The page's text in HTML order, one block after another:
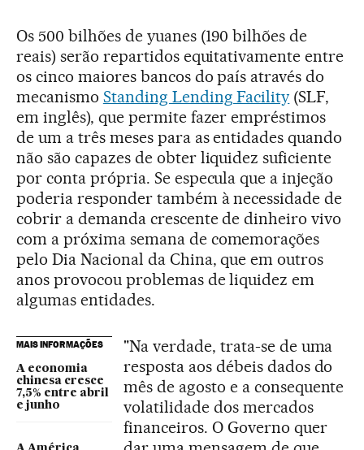
Os 500 bilhões de yuanes (190 bilhões de
reais) serão repartidos equitativamente entre
os cinco maiores bancos do país através do
mecanismo Standing Lending Facility (SLF,
em inglês), que permite fazer empréstimos
de um a três meses para as entidades quando
não são capazes de obter liquidez suficiente
por conta própria. Se especula que a injeção
poderia responder também à necessidade de
cobrir a demanda crescente de dinheiro vivo
com a próxima semana de comemorações
pelo Dia Nacional da China, que em outros
anos provocou problemas de liquidez em
algumas entidades.
MAIS INFORMAÇÕES
A economia
chinesa cresce
7,5% entre abril
e junho
"Na verdade, trata-se de uma
resposta aos débeis dados do
mês de agosto e a consequente
volatilidade dos mercados
financeiros. O Governo quer